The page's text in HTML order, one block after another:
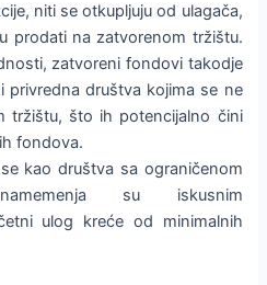
niti se otkupljuju od ulagača,
prodati na zatvorenom tržištu.
zatvoreni fondovi takodje
privredna društva kojima se ne
tržištu, što ih potencijalno čini
fondova.
kao društva sa ograničenom
su iskusnim
ulog kreće od minimalnih